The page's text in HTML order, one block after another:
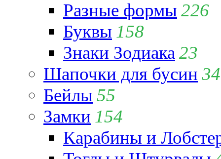
Разные формы 226
Буквы 158
Знаки Зодиака 23
Шапочки для бусин 34
Бейлы 55
Замки 154
Карабины и